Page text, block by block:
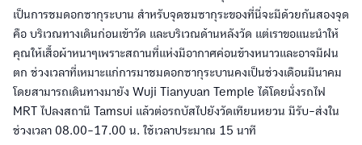
เป็นการชมดอกซากุระบาน สำหรับจุดชมซากุระของที่นี่จะมีด้วยกันสองจุด
คือ บริเวณทางเดินก่อนเข้าวัด และบริเวณด้านหลังวัด แต่เราขอแนะนำให้
คุณให้เสื้อผ้าหนาๆเพราะสถานที่แห่งมีอากาศค่อนข้างหนาวและอาจมีฝน
ตก ช่วงเวลาที่เหมาะแก่การมาชมดอกซากุระบานคงเป็นช่วงเดือนมีนาคม
โดยสามารถเดินทางมายัง Wuji Tianyuan Temple ได้โดยนั่งรถไฟ
MRT ไปลงสถานี Tamsui แล้วต่อรถบัสไปยังวัดเทียนหยวน มีรับ-ส่งใน
ช่วงเวลา 08.00-17.00 น. ใช้เวลาประมาณ 15 นาที